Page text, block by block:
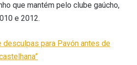
que mantém pelo clube gaúcho,
e 2012.
desculpas para Pavón antes de